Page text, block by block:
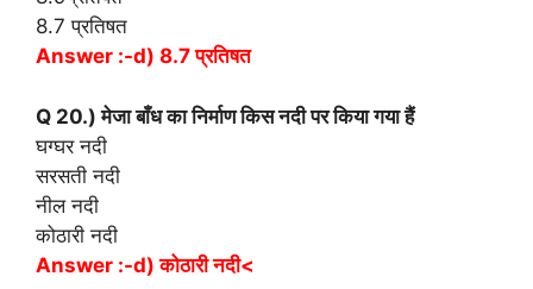
8.7 प्रतिषत
Answer :-d) 8.7 प्रतिषत
Q 20.) मेजा बाँध का निर्माण किस नदी पर किया गया हैं
घग्घर नदी
सरसती नदी
नील नदी
कोठारी नदी
Answer :-d) कोठारी नदी<